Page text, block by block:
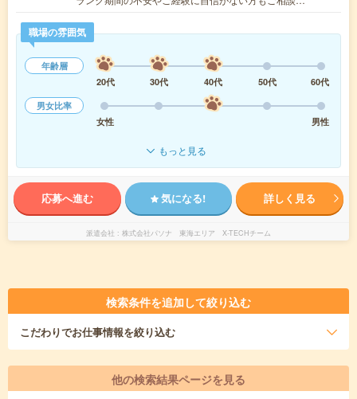
職場の雰囲気
年齢層
20代
30代 40代 50代
60代
男女比率
女性
男性
もっと見る
応募へ進む 気になる! 詳しく見る
派遣会社 株式会社パソナ 東海エリア X-TECHチーム
検索条件を追加して絞り込む
こだわりでお仕事情報を絞り込む
他の検索結果ページを見る